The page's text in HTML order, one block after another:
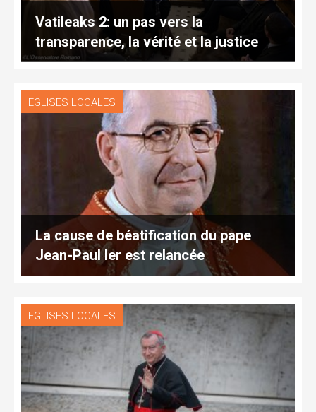
Vatileaks 2: un pas vers la
transparence, la vérité et la justice
EGLISES LOCALES
La cause de béatification du pape
Jean-Paul Ier est relancée
EGLISES LOCALES